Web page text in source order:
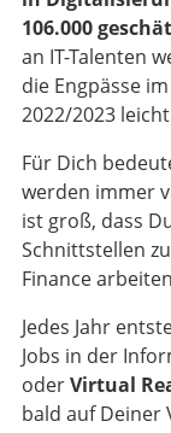
106.000
an IT-Talenten
die Engpässe
2022/2023
Für Dich
werden immer
ist groß, dass
Schnittstellen
Finance
Jedes Jahr
Jobs in der
oder Virtual
bald auf Deiner